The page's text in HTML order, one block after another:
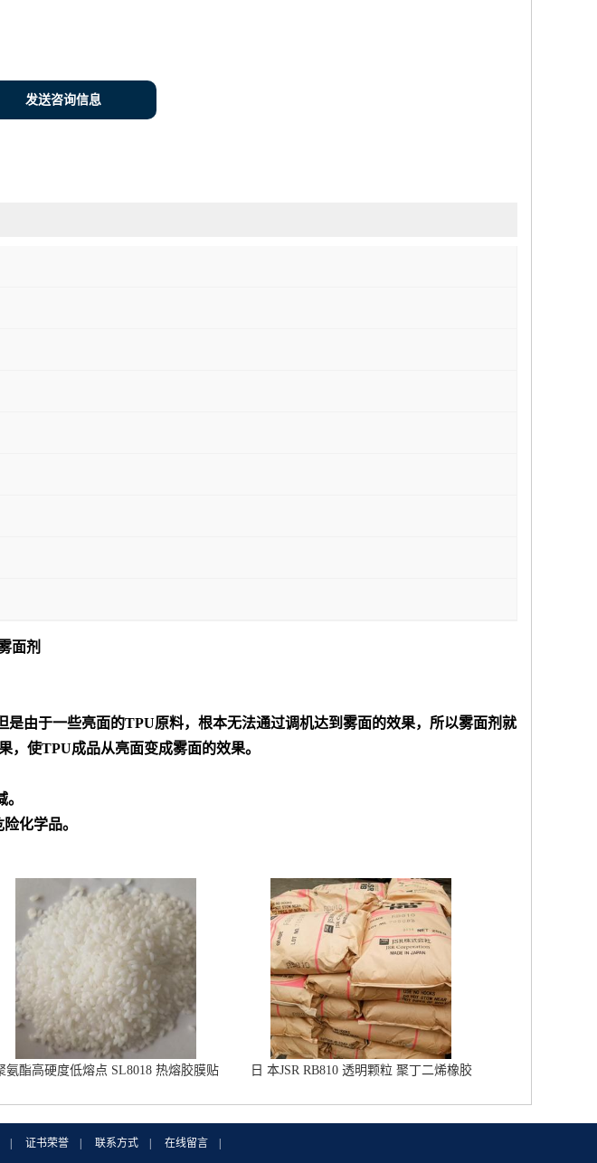
发送咨询信息
面剂
是由于一些亮面的TPU原料，根本无法通过调机达到雾面的效果，所以雾面剂就
，使TPU成品从亮面变成雾面的效果。
化学品。
氨酯高硬度低熔点 SL8018 热熔胶膜贴
日 本JSR RB810 透明颗粒 聚丁二烯橡胶
证书荣誉 联系方式 在线留言